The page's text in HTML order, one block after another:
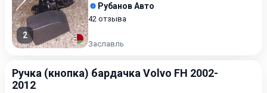
2
Рубанов Авто
42 отзыва
Заславль
Ручка (кнопка) бардачка Volvo FH 2002-
2012